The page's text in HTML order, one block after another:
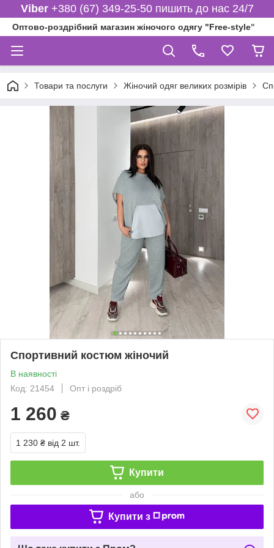
Viber+380 (67) 349-25-50 пишить до нас 24/7
Оптово-роздрібний магазин жіночого одягу "Free-style"
Товари та послуги Жіночий одяг великих розмірів
Спортивний костюм жіночий
В наявності
Код: 21454
Опт і роздріб
1 260 ₴
1 230 ₴ від 2 шт.
Купити
або
Купити з